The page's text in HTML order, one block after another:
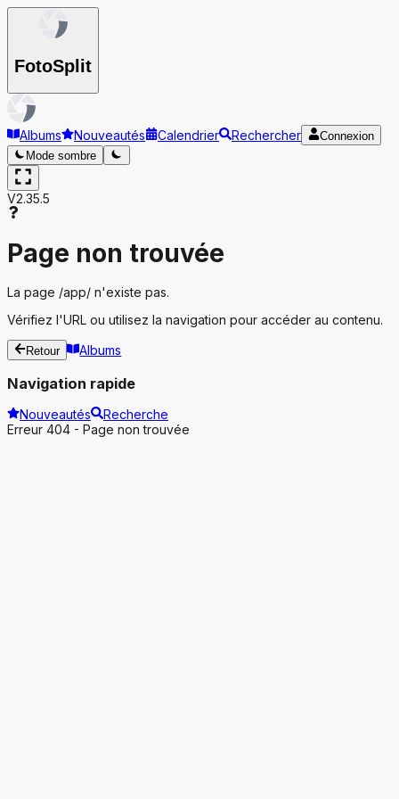
FotoSplit
Albums Nouveautés Calendrier Rechercher
Connexion
Mode sombre
V2.35.5
Page non trouvée
La page /app/ n'existe pas.
Vérifiez l'URL ou utilisez la navigation pour accéder au contenu.
Retour Albums
Navigation rapide
Nouveautés
Recherche
Erreur 404 - Page non trouvée